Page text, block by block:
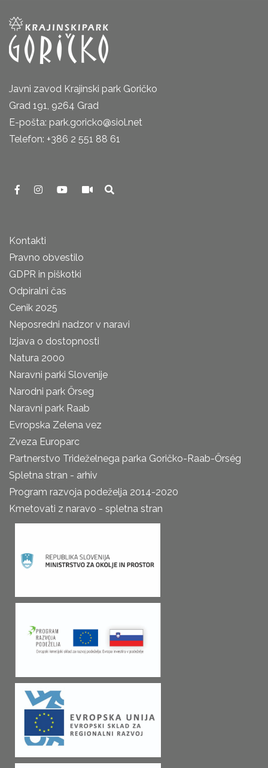
Javni zavod Krajinski park Goričko
Grad 191, 9264 Grad
E-pošta: park.goricko@siol.net
Telefon: +386 2 551 88 61
Kontakti
Pravno obvestilo
GDPR in piškotki
Odpiralni čas
Cenik 2025
Neposredni nadzor v naravi
Izjava o dostopnosti
Natura 2000
Naravni parki Slovenije
Narodni park Őrseg
Naravni park Raab
Evropska Zelena vez
Zveza Europarc
Partnerstvo Trideželnega parka Goričko-Raab-Őrség
Spletna stran - arhiv
Program razvoja podeželja 2014-2020
Kmetovati z naravo - spletna stran